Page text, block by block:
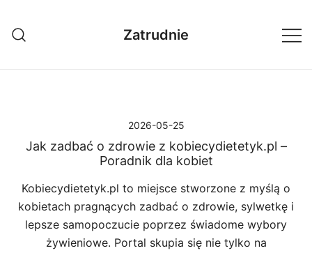
treści
Zatrudnie
2026-05-25
Jak zadbać o zdrowie z kobiecydietetyk.pl –
Poradnik dla kobiet
Kobiecydietetyk.pl to miejsce stworzone z myślą o
kobietach pragnących zadbać o zdrowie, sylwetkę i
lepsze samopoczucie poprzez świadome wybory
żywieniowe. Portal skupia się nie tylko na